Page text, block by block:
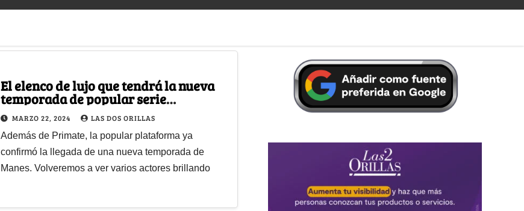
El elenco de lujo que tendrá la nueva
temporada de popular serie
colombiana de Prime
MARZO 22, 2024 LAS DOS ORILLAS
Además de Primate, la popular plataforma ya
confirmó la llegada de una nueva temporada de
Manes. Volveremos a ver varios actores brillando